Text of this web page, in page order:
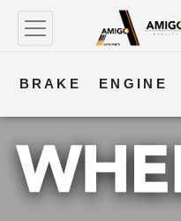
BRAKE ENGINE
COOLING
TRANSMISSION